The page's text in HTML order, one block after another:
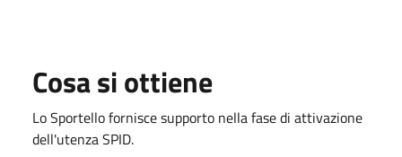
Cosa si ottiene
Lo Sportello fornisce supporto nella fase di attivazione
dell'utenza SPID.